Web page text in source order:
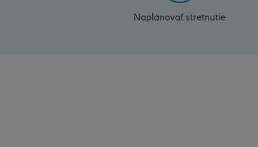
Naplánovať stretnutie